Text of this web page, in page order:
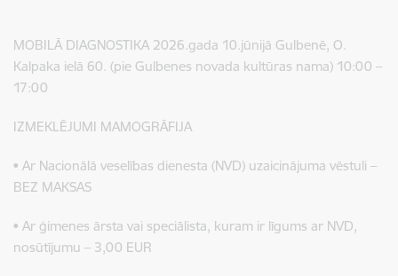
MOBILĀ DIAGNOSTIKA 2026.gada 10.jūnijā Gulbenē, O.
Kalpaka ielā 60. (pie Gulbenes novada kultūras nama) 10:00 –
17:00
IZMEKLĒJUMI MAMOGRĀFIJA
• Ar Nacionālā veselības dienesta (NVD) uzaicinājuma vēstuli –
BEZ MAKSAS
• Ar ģimenes ārsta vai speciālista, kuram ir līgums ar NVD,
nosūtījumu – 3,00 EUR